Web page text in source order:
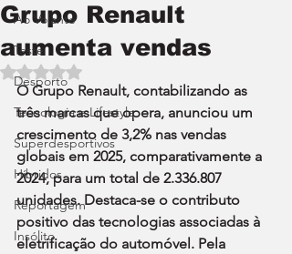
Ao Volante
Teste
Desporto
Tecnologia e Lifestyle
Superdesportivos
Híbridos
Reportagem
Insólito
Grupo Renault
aumenta vendas
Avaliado com NaN de 5 estrelas.
O Grupo Renault, contabilizando as
três marcas que opera, anunciou um
crescimento de 3,2% nas vendas
globais em 2025, comparativamente a
2024, para um total de 2.336.807
unidades. Destaca-se o contributo
positivo das tecnologias associadas à
eletrificação do automóvel. Pela